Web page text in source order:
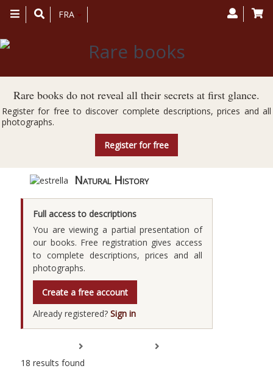
Toggle
navigation
FRA
Rare books do not reveal all their secrets at first glance.
Register for free to discover complete descriptions, prices and all
photographs.
Register for free
Natural History
Full access to descriptions
You are viewing a partial presentation of
our books. Free registration gives access
to complete descriptions, prices and all
photographs.
Create a free account
Already registered? Sign in
18 results found